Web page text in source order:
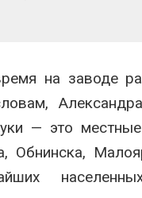
на заводе
— это
Обнинска,